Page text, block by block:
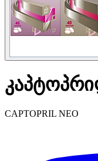
CAPTOPRIL NEO